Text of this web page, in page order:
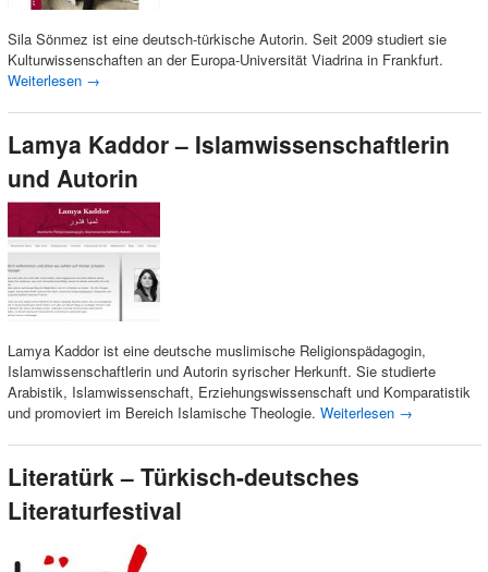
Sila Sönmez ist eine deutsch-türkische Autorin. Seit 2009 studiert sie
Kulturwissenschaften an der Europa-Universität Viadrina in Frankfurt.
Weiterlesen →
Lamya Kaddor – Islamwissenschaftlerin
und Autorin
Lamya Kaddor ist eine deutsche muslimische Religionspädagogin,
Islamwissenschaftlerin und Autorin syrischer Herkunft. Sie studierte
Arabistik, Islamwissenschaft, Erziehungswissenschaft und Komparatistik
und promoviert im Bereich Islamische Theologie. Weiterlesen →
Literatürk – Türkisch-deutsches
Literaturfestival